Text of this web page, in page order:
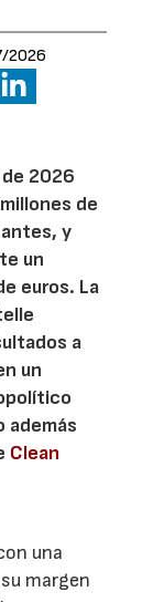
2026
2026
de
y
un
euros. La
a
un
además
Clean
una
margen